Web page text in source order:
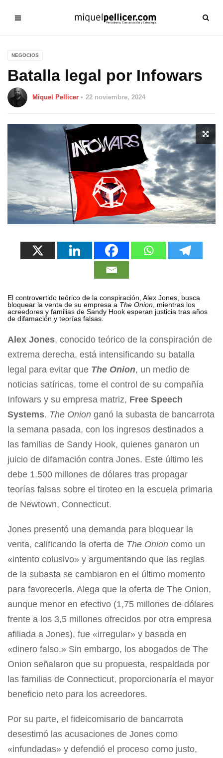
NEGOCIOS
Batalla legal por Infowars
Miquel Pellicer 22 noviembre, 2024
El controvertido teórico de la conspiración, Alex Jones, busca
bloquear la venta de su empresa a The Onion , mientras los
acreedores y familias de Sandy Hook esperan justicia tras años
de difamación y teorías falsas.
Alex Jones, conocido teórico de la conspiración de
extrema derecha, está intensificando su batalla
legal para evitar que The Onion, un medio de
noticias satíricas, tome el control de su compañía
Infowars y su empresa matriz, Free Speech
Systems. The Onion ganó la subasta de bancarrota
la semana pasada, con los ingresos destinados a
las familias de Sandy Hook, quienes ganaron un
juicio de difamación contra Jones. Este último les
debe 1.500 millones de dólares tras propagar
teorías falsas sobre el tiroteo en la escuela primaria
de Newtown, Connecticut.
Jones presentó una demanda para bloquear la
venta, calificando la oferta de The Onion como un
«intento colusivo» y argumentando que las reglas
de la subasta se cambiaron en el último momento
para favorecerla. Alega que la oferta de The Onion,
aunque menor en efectivo (1,75 millones de dólares
frente a los 3,5 millones ofrecidos por otra empresa
afiliada a Jones), fue «irregular» y basada en
«dinero falso.» Sin embargo, los abogados de The
Onion señalaron que su propuesta, respaldada por
las familias de Connecticut, proporcionaría el mayor
beneficio neto para los acreedores.
Por su parte, el fideicomisario de bancarrota
desestimó las acusaciones de Jones como
«infundadas» y defendió el proceso como justo,